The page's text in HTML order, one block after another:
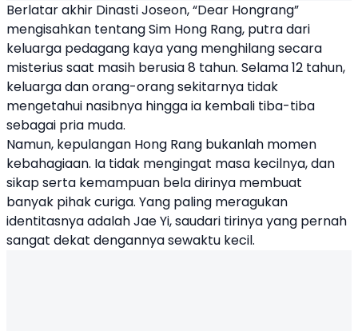
Berlatar akhir Dinasti Joseon, “Dear Hongrang”
mengisahkan tentang Sim Hong Rang, putra dari
keluarga pedagang kaya yang menghilang secara
misterius saat masih berusia 8 tahun. Selama 12 tahun,
keluarga dan orang-orang sekitarnya tidak
mengetahui nasibnya hingga ia kembali tiba-tiba
sebagai pria muda.
Namun, kepulangan Hong Rang bukanlah momen
kebahagiaan. Ia tidak mengingat masa kecilnya, dan
sikap serta kemampuan bela dirinya membuat
banyak pihak curiga. Yang paling meragukan
identitasnya adalah Jae Yi, saudari tirinya yang pernah
sangat dekat dengannya sewaktu kecil.